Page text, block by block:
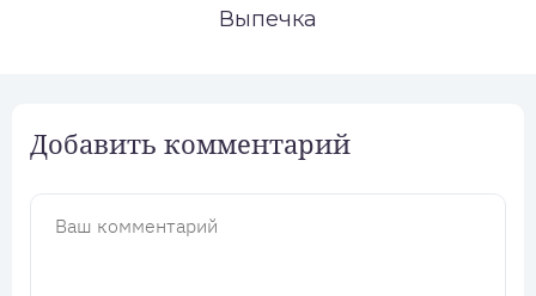
Выпечка
Добавить комментарий